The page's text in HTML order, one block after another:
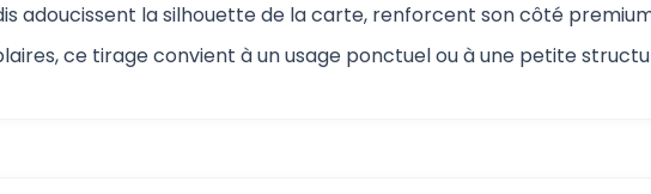
adoucissent la silhouette de la carte, renforcent son côté
ce tirage convient à un usage ponctuel ou à une petite